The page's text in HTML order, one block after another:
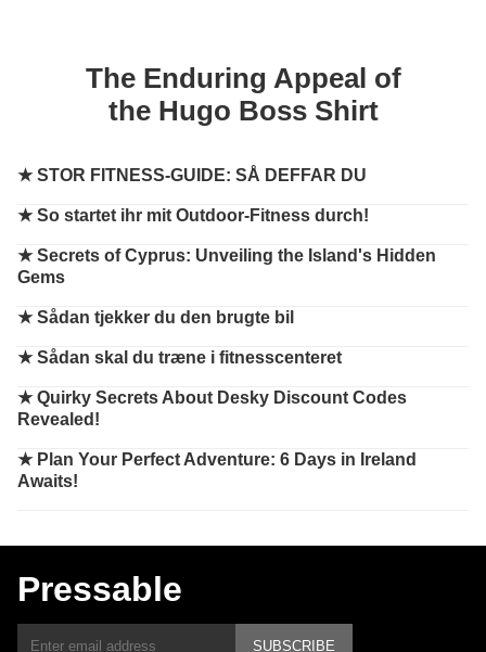
The Enduring Appeal of
the Hugo Boss Shirt
★STOR FITNESS-GUIDE: SÅ DEFFAR DU
★So startet ihr mit Outdoor-Fitness durch!
★Secrets of Cyprus: Unveiling the Island's Hidden
Gems
★Sådan tjekker du den brugte bil
★Sådan skal du træne i fitnesscenteret
★Quirky Secrets About Desky Discount Codes
Revealed!
★ Plan Your Perfect Adventure: 6 Days in Ireland
Awaits!
Pressable
SUBSCRIBE